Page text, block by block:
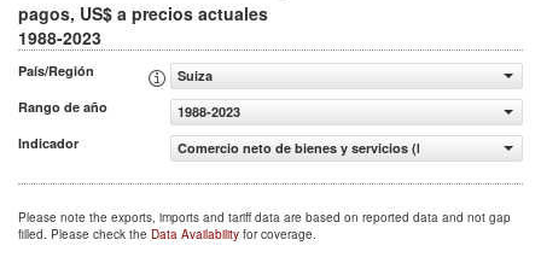
pagos, US$ a precios actuales
1988-2023
País/Región
Suiza
Rango de año
1988-2023
Indicador
Comercio neto de bienes y servicios (balanza de pagos,
Please note the exports, imports and tariff data are based on reported data and not gap
filled. Please check the Data Availability for coverage.